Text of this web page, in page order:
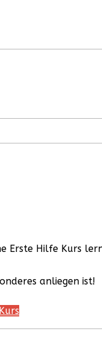
Erste Hilfe Kurs
anliegen ist!